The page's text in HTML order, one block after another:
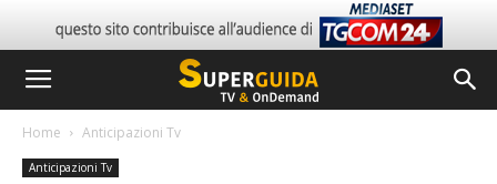
Home Anticipazioni Tv
Anticipazioni Tv